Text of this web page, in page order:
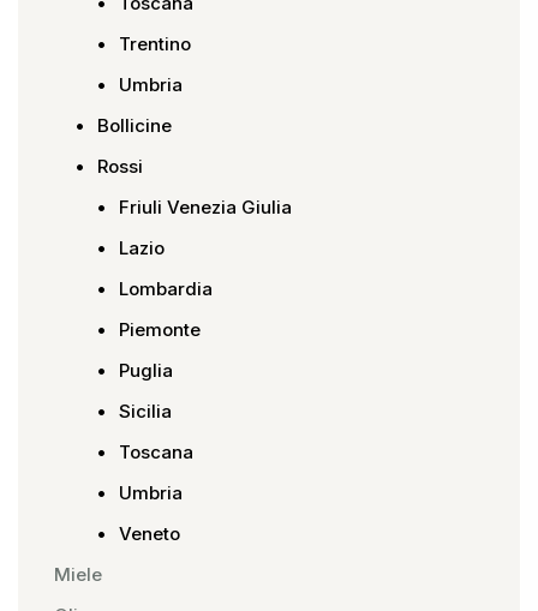
Trentino
Umbria
Bollicine
Rossi
Friuli Venezia Giulia
Lazio
Lombardia
Piemonte
Puglia
Sicilia
Toscana
Umbria
Veneto
Miele